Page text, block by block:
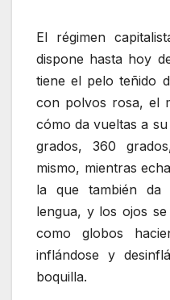
El régimen
dispone hasta hoy
tiene el pelo teñido
con polvos rosa, el
cómo da vueltas a
grados, 360
mismo, mientras
la que también
lengua, y los ojos
como globos
inflándose y
boquilla.